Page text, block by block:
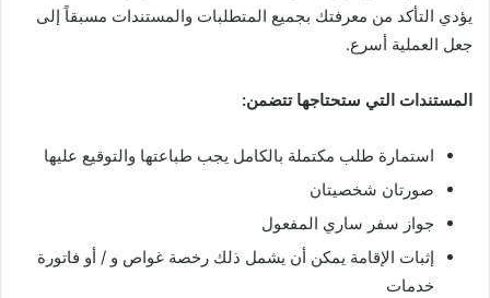
يؤدي التأكد من معرفتك بجميع المتطلبات والمستندات مسبقاً إلى
جعل العملية أسرع.
المستندات التي ستحتاجها تتضمن:
استمارة طلب مكتملة بالكامل يجب طباعتها والتوقيع عليها
صورتان شخصيتان
جواز سفر ساري المفعول
إثبات الإقامة يمكن أن يشمل ذلك رخصة غواص و / أو فاتورة
خدمات